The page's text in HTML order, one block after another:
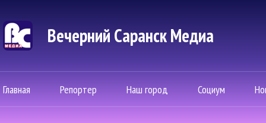
Вечерний Саранск Mедиа
Главная Репортер Наш город Социум